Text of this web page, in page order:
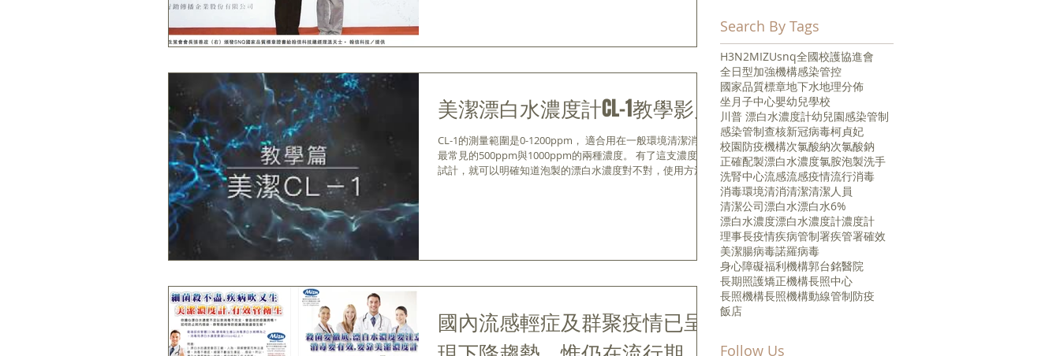
美潔漂白水濃度計CL-1教學影片
CL-1的測量範圍是0-1200ppm， 適合用在一般環境清潔消毒
最常見的500ppm與1000ppm的兩種濃度。 有了這支濃度測
試計，就可以明確知道泡製的漂白水濃度對不對，使用方法超
國內流感輕症及群聚疫情已呈
Search By Tags
H3N2MIZUsnq全國校護協進會
全日型加強機構感染管控
國家品質標章地下水地理分佈
坐月子中心嬰幼兒學校
川普 漂白水濃度計幼兒園感染管制
感染管制查核新冠病毒柯貞妃
校園防疫機構次氯酸納次氯酸鈉
正確配製漂白水濃度氯胺泡製洗手
洗腎中心流感流感疫情流行消毒
消毒環境清消清潔清潔人員
清潔公司漂白水漂白水6%
漂白水濃度漂白水濃度計濃度計
理事長疫情疾病管制署疾管署確效
美潔腸病毒諾羅病毒
身心障礙福利機構郭台銘醫院
長期照護矯正機構長照中心
長照機構長照機構動線管制防疫
飯店
Follow Us